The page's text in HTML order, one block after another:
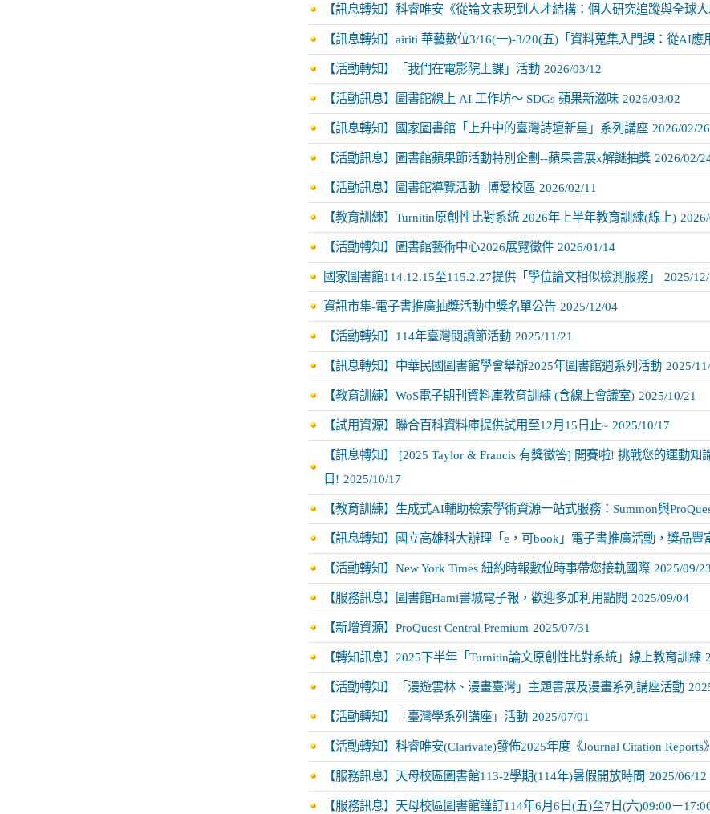
【訊息轉知】科睿唯安《從論文表現到人才結構：個人研究追蹤與全球
【訊息轉知】airiti 華藝數位3/16(一)-3/20(五)「資料蒐集入門課：從AI應
【活動轉知】「我們在電影院上課」活動 2026/03/12
【活動訊息】圖書館線上 AI 工作坊～ SDGs 蘋果新滋味 2026/03/02
【訊息轉知】國家圖書館「上升中的臺灣詩壇新星」系列講座 2026/02/26
【活動訊息】圖書館蘋果節活動特別企劃--蘋果書展x解謎抽獎 2026/02/
【活動訊息】圖書館導覽活動 -博愛校區 2026/02/11
【教育訓練】Turnitin原創性比對系統 2026年上半年教育訓練(線上)
【活動轉知】圖書館藝術中心2026展覽徵件 2026/01/14
國家圖書館114.12.15至115.2.27提供「學位論文相似檢測服務」 2025/
資訊市集-電子書推廣抽獎活動中獎名單公告 2025/12/04
【活動轉知】114年臺灣閱讀節活動 2025/11/21
【訊息轉知】中華民國圖書館學會舉辦2025年圖書館週系列活動 2025/
【教育訓練】WoS電子期刊資料庫教育訓練 (含線上會議室) 2025/10/21
【試用資源】聯合百科資料庫提供試用至12月15日止~ 2025/10/17
【訊息轉知】 [2025 Taylor & Francis 有獎徵答] 開賽啦! 挑戰您的運動知
日! 2025/10/17
【教育訓練】生成式AI輔助檢索學術資源一站式服務：Summon與
【訊息轉知】國立高雄科大辦理「e，可book」電子書推廣活動，獎品豐
【活動轉知】New York Times 紐約時報數位時事帶您接軌國際 2025/09/23
【服務訊息】圖書館Hami書城電子報，歡迎多加利用點閱 2025/09/04
【新增資源】ProQuest Central Premium 2025/07/31
【轉知訊息】2025下半年「Turnitin論文原創性比對系統」線上教育訓練
【活動轉知】「漫遊雲林、漫畫臺灣」主題書展及漫畫系列講座活動
【活動轉知】「臺灣學系列講座」活動 2025/07/01
【活動轉知】科睿唯安(Clarivate)發佈2025年度《Journal Citation Reports》
【服務訊息】天母校區圖書館113-2學期(114年)暑假開放時間 2025/06/12
【服務訊息】天母校區圖書館謹訂114年6月6日(五)至7日(六)09:00－